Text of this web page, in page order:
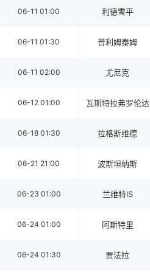
06-11 01:00 利德雪平
06-11 01:30 普利姆泰姆
06-11 02:00 尤尼克
06-12 01:00 瓦斯特拉弗罗伦达
06-18 01:30 拉格斯维德
06-21 21:00 波斯坦纳斯
06-23 01:00 兰维特IS
06-24 01:00 阿斯特里
06-24 01:30 贾法拉